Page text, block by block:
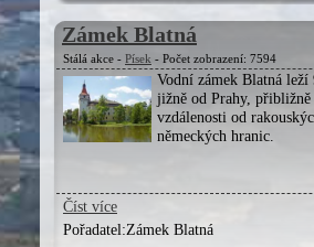
Zámek Blatná
Stálá akce - Písek - Počet zobrazení: 7594
Vodní zámek Blatná leží
jižně od Prahy, přibližně
vzdálenosti od
německých hranic.
Číst více
Pořadatel:Zámek Blatná